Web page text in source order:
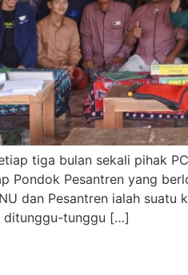
tiga bulan sekali pihak
Pondok Pesantren yang
dan Pesantren ialah
ditunggu-tunggu […]